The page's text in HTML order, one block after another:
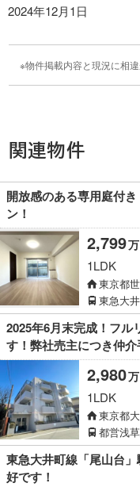
2024年12月1日
物件掲載内容と現況に相
関連物件
開放感のある専用庭付
ン！
2,799万
1LDK
東京都
東急大
2025年6月末完成！フル
す！弊社売主につき仲
2,980万
1LDK
東京都
都営浅
東急大井町線「尾山台
好です！